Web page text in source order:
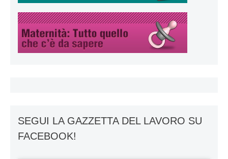
SEGUI LA GAZZETTA DEL LAVORO SU
FACEBOOK!